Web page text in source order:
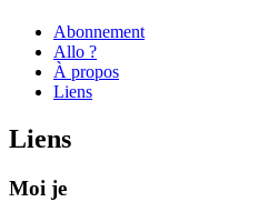
Abonnement
Allo ?
À propos
Liens
Liens
Moi je